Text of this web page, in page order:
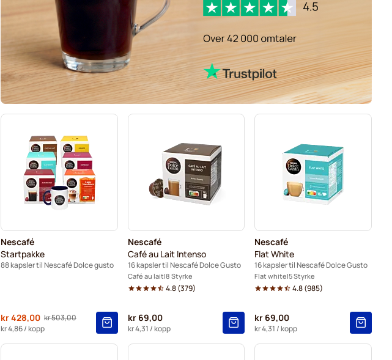
Nescafé
Startpakke
88 kapsler til Nescafé Dolce gusto
Vanlig pris
kr 503,00
Fra
kr 428,00
kr 4,86/ kopp
Nescafé
Café au Lait Intenso
16 kapsler til Nescafé Dolce Gusto
Café au lait 8 Styrke
4.8(379)
kr 69,00
kr 4,31 / kopp
Nescafé
Flat White
16 kapsler til Nescafé Dolce Gusto
Flat white 5 Styrke
4.8(985)
kr 69,00
kr 4,31 / kopp